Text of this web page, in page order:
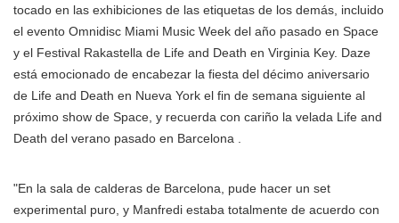
tocado en las exhibiciones de las etiquetas de los demás, incluido
el evento Omnidisc Miami Music Week del año pasado en Space
y el Festival Rakastella de Life and Death en Virginia Key. Daze
está emocionado de encabezar la fiesta del décimo aniversario
de Life and Death en Nueva York el fin de semana siguiente al
próximo show de Space, y recuerda con cariño la velada Life and
Death del verano pasado en Barcelona .
"En la sala de calderas de Barcelona, pude hacer un set
experimental puro, y Manfredi estaba totalmente de acuerdo con